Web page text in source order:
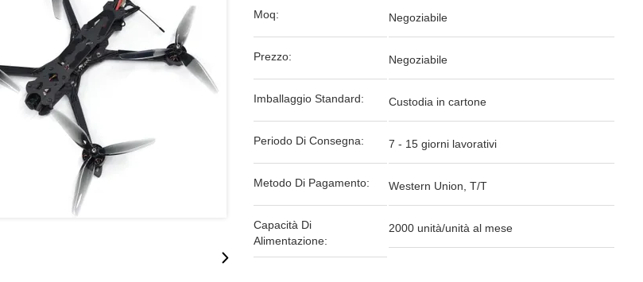
Moq: Negoziabile
Prezzo: Negoziabile
Imballaggio Standard: Custodia in cartone
Periodo Di Consegna: 7 - 15 giorni lavorativi
Metodo Di Pagamento: Western Union, T/T
Capacità Di
Alimentazione:
2000 unità/unità al mese